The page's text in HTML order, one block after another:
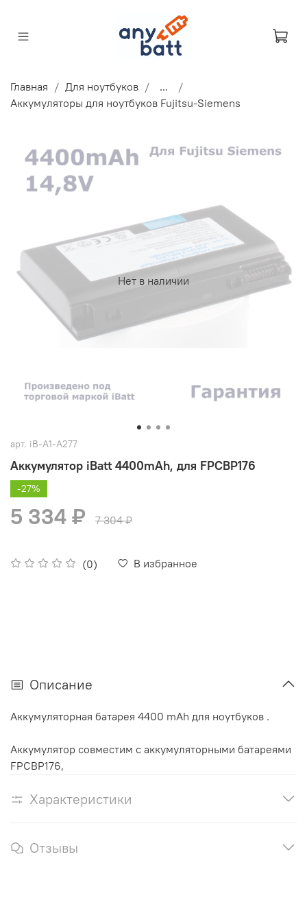
Главная Для ноутбуков
...
Аккумуляторы для ноутбуков Fujitsu-Siemens
Нет в наличии
арт. iB-A1-A277
Аккумулятор iBatt 4400mAh, для FPCBP176
(0) В избранное
-27%
5 334 ₽ 7 304 ₽
Описание
Аккумуляторная батарея 4400 mAh для ноутбуков .
Аккумулятор cовместим с аккумуляторными батареями
FPCBP176,
Характеристики
Отзывы